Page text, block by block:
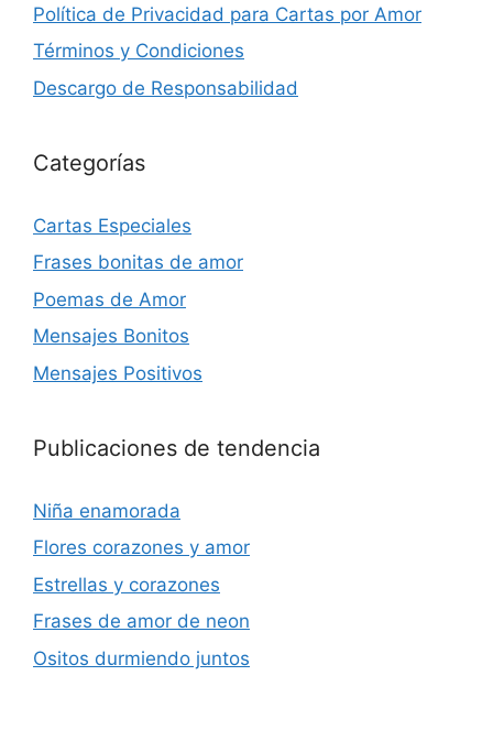
Política de Privacidad para Cartas por Amor
Términos y Condiciones
Descargo de Responsabilidad
Categorías
Cartas Especiales
Frases bonitas de amor
Poemas de Amor
Mensajes Bonitos
Mensajes Positivos
Publicaciones de tendencia
Niña enamorada
Flores corazones y amor
Estrellas y corazones
Frases de amor de neon
Ositos durmiendo juntos